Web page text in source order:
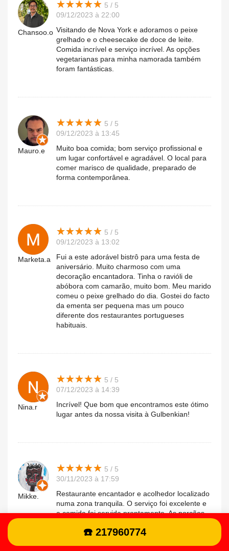
Chansoo.o
★★★★★
★★★★★ 5 / 5
09/12/2023 à 22:00
Visitando de Nova York e adoramos o peixe
grelhado e o cheesecake de doce de leite.
Comida incrível e serviço incrível. As opções
vegetarianas para minha namorada também
foram fantásticas.
Mauro.e
★★★★★
★★★★★ 5 / 5
09/12/2023 à 13:45
Muito boa comida; bom serviço profissional e
um lugar confortável e agradável. O local para
comer marisco de qualidade, preparado de
forma contemporânea.
Marketa.a
★★★★★
★★★★★ 5 / 5
09/12/2023 à 13:02
Fui a este adorável bistrô para uma festa de
aniversário. Muito charmoso com uma
decoração encantadora. Tinha o ravióli de
abóbora com camarão, muito bom. Meu marido
comeu o peixe grelhado do dia. Gostei do facto
da ementa ser pequena mas um pouco
diferente dos restaurantes portugueses
habituais.
Nina.r
★★★★★
★★★★★ 5 / 5
07/12/2023 à 14:39
Incrível! Que bom que encontramos este ótimo
lugar antes da nossa visita à Gulbenkian!
Mikke.
★★★★★
★★★★★ 5 / 5
30/11/2023 à 17:59
Restaurante encantador e acolhedor localizado
numa zona tranquila. O serviço foi excelente e
a comida foi servida prontamente. As porções
seja relativamente alto em comparação com os
☎️ 217960774